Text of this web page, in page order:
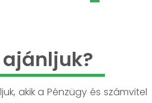
akik a Pénzügy és számvitel